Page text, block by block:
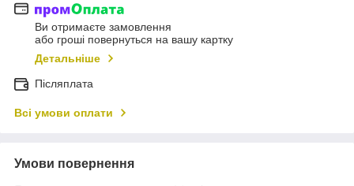
Ви отримаєте замовлення
або гроші повернуться на вашу картку
Детальніше
Післяплата
Всі умови оплати
Умови повернення